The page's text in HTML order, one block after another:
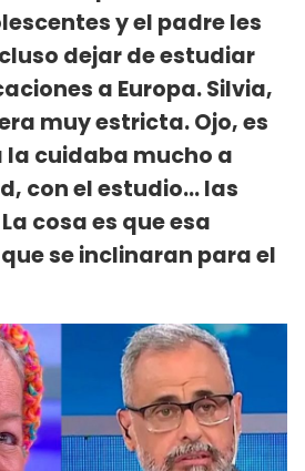
y el padre les
dejar de estudiar
a Europa. Silvia,
muy estricta. Ojo, es
la cuidaba mucho a
con el estudio... las
cosa es que esa
se inclinaran para el